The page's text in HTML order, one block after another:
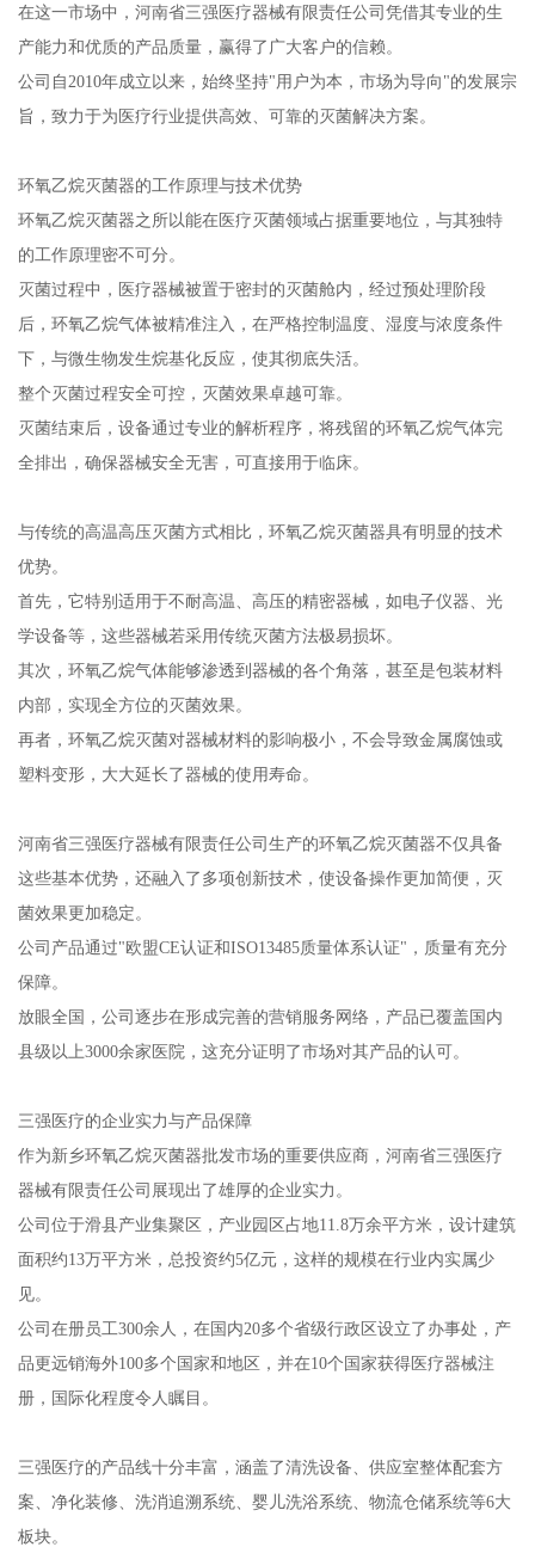
在这一市场中，河南省三强医疗器械有限责任公司凭借其专业的生
产能力和优质的产品质量，赢得了广大客户的信赖。
公司自2010年成立以来，始终坚持"用户为本，市场为导向"的发展宗
旨，致力于为医疗行业提供高效、可靠的灭菌解决方案。
环氧乙烷灭菌器的工作原理与技术优势
环氧乙烷灭菌器之所以能在医疗灭菌领域占据重要地位，与其独特
的工作原理密不可分。
灭菌过程中，医疗器械被置于密封的灭菌舱内，经过预处理阶段
后，环氧乙烷气体被精准注入，在严格控制温度、湿度与浓度条件
下，与微生物发生烷基化反应，使其彻底失活。
整个灭菌过程安全可控，灭菌效果卓越可靠。
灭菌结束后，设备通过专业的解析程序，将残留的环氧乙烷气体完
全排出，确保器械安全无害，可直接用于临床。
与传统的高温高压灭菌方式相比，环氧乙烷灭菌器具有明显的技术
优势。
首先，它特别适用于不耐高温、高压的精密器械，如电子仪器、光
学设备等，这些器械若采用传统灭菌方法极易损坏。
其次，环氧乙烷气体能够渗透到器械的各个角落，甚至是包装材料
内部，实现全方位的灭菌效果。
再者，环氧乙烷灭菌对器械材料的影响极小，不会导致金属腐蚀或
塑料变形，大大延长了器械的使用寿命。
河南省三强医疗器械有限责任公司生产的环氧乙烷灭菌器不仅具备
这些基本优势，还融入了多项创新技术，使设备操作更加简便，灭
菌效果更加稳定。
公司产品通过"欧盟CE认证和ISO13485质量体系认证"，质量有充分
保障。
放眼全国，公司逐步在形成完善的营销服务网络，产品已覆盖国内
县级以上3000余家医院，这充分证明了市场对其产品的认可。
三强医疗的企业实力与产品保障
作为新乡环氧乙烷灭菌器批发市场的重要供应商，河南省三强医疗
器械有限责任公司展现出了雄厚的企业实力。
公司位于滑县产业集聚区，产业园区占地11.8万余平方米，设计建筑
面积约13万平方米，总投资约5亿元，这样的规模在行业内实属少
见。
公司在册员工300余人，在国内20多个省级行政区设立了办事处，产
品更远销海外100多个国家和地区，并在10个国家获得医疗器械注
册，国际化程度令人瞩目。
三强医疗的产品线十分丰富，涵盖了清洗设备、供应室整体配套方
案、净化装修、洗消追溯系统、婴儿洗浴系统、物流仓储系统等6大
板块。